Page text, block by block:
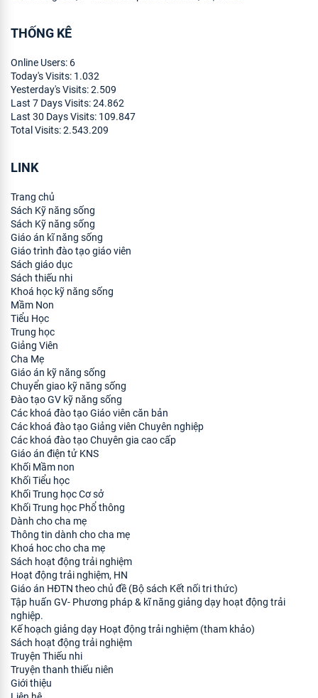
THỐNG KÊ
Online Users: 6
Today's Visits: 1.032
Yesterday's Visits:2.509
Last 7 Days Visits:24.862
Last 30 Days Visits: 109.847
Total Visits:2.543.209
LINK
Trang chủ
Sách Kỹ năng sống
Sách Kỹ năng sống
Giáo án kĩ năng sống
Giáo trình đào tạo giáo viên
Sách giáo dục
Sách thiếu nhi
Khoá học kỹ năng sống
Mầm Non
Tiểu Học
Trung học
Giảng Viên
Cha Mẹ
Giáo án kỹ năng sống
Chuyển giao kỹ năng sống
Đào tạo GV kỹ năng sống
Các khoá đào tạo Giáo viên căn bản
Các khoá đào tạo Giảng viên Chuyên nghiệp
Các khoá đào tạo Chuyên gia cao cấp
Giáo án điện tử KNS
Khối Mầm non
Khối Tiểu học
Khối Trung học Cơ sở
Khối Trung học Phổ thông
Dành cho cha mẹ
Thông tin dành cho cha mẹ
Khoá hoc cho cha mẹ
Sách hoạt động trải nghiệm
Hoạt động trải nghiệm, HN
Giáo án HĐTN theo chủ đề (Bộ sách Kết nối tri thức)
Tập huấn GV- Phương pháp & kĩ năng giảng dạy hoạt động trải
nghiệp.
Kế hoạch giảng dạy Hoạt động trải nghiệm (tham khảo)
Sách hoạt động trải nghiệm
Truyện Thiếu nhi
Truyện thanh thiếu niên
Giới thiệu